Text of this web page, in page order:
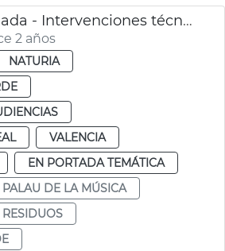
Segunda jornada - Intervenciones técnicos municipales
2 años
NATURIA
VALENCIA
EN PORTADA TEMÁTICA
PALAU DE LA MÚSICA
RESIDUOS